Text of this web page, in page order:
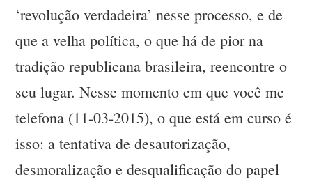
‘revolução verdadeira’ nesse processo, e de
que a velha política, o que há de pior na
tradição republicana brasileira, reencontre o
seu lugar. Nesse momento em que você me
telefona (11-03-2015), o que está em curso é
isso: a tentativa de desautorização,
desmoralização e desqualificação do papel